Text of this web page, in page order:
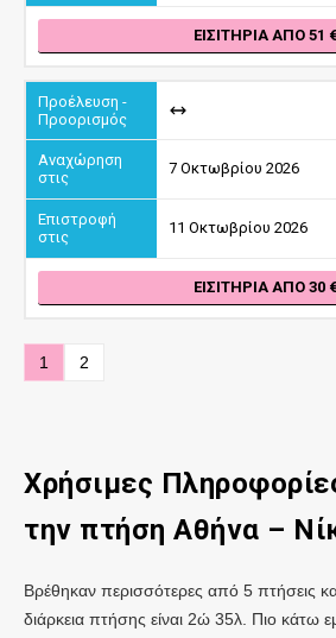
ΕΙΣΙΤΉΡΙΑ ΑΠΌ 51
7 Οκτωβρίου 2026
11 Οκτωβρίου 2026
ΕΙΣΙΤΉΡΙΑ ΑΠΌ 30
1 2
Χρήσιμες
την πτήση Αθήνα –
Βρέθηκαν περισσότερες από 5 πτήσεις
διάρκεια πτήσης είναι 2ώ 35λ. Πιο κάτω